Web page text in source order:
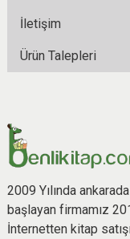
İletişim
Ürün Talepleri
2009 Yılında
başlayan firmamız
İnternetten kitap